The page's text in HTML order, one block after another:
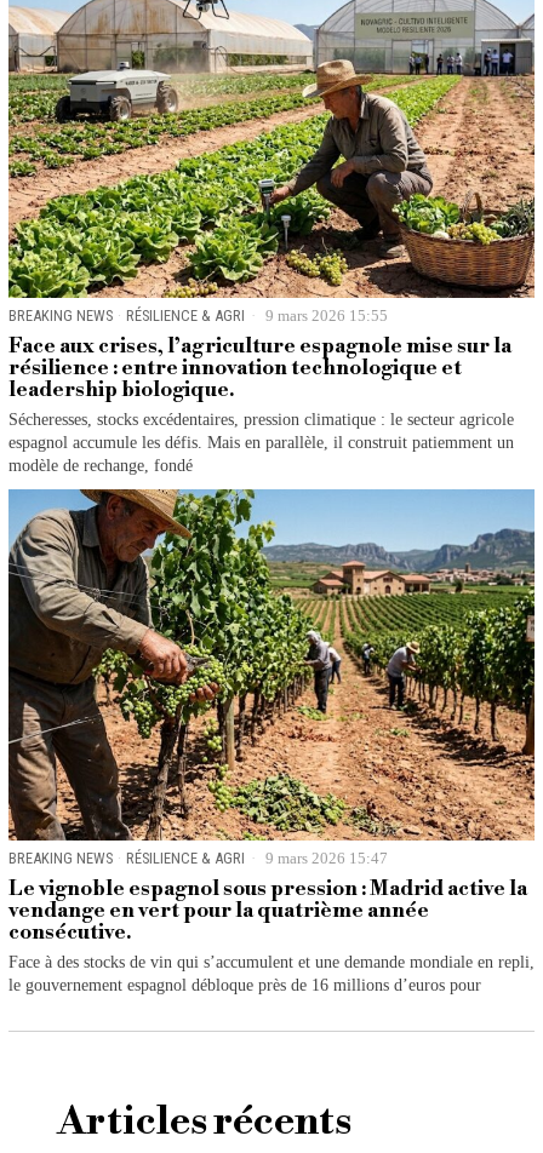
BREAKING NEWS · RÉSILIENCE & AGRI 9 mars 2026 15:55
Face aux crises, l’agriculture espagnole mise sur la
résilience : entre innovation technologique et
leadership biologique.
Sécheresses, stocks excédentaires, pression climatique : le secteur agricole
espagnol accumule les défis. Mais en parallèle, il construit patiemment un
modèle de rechange, fondé
BREAKING NEWS · RÉSILIENCE & AGRI 9 mars 2026 15:47
Le vignoble espagnol sous pression : Madrid active la
vendange en vert pour la quatrième année
consécutive.
Face à des stocks de vin qui s’accumulent et une demande mondiale en repli,
le gouvernement espagnol débloque près de 16 millions d’euros pour
Articles récents